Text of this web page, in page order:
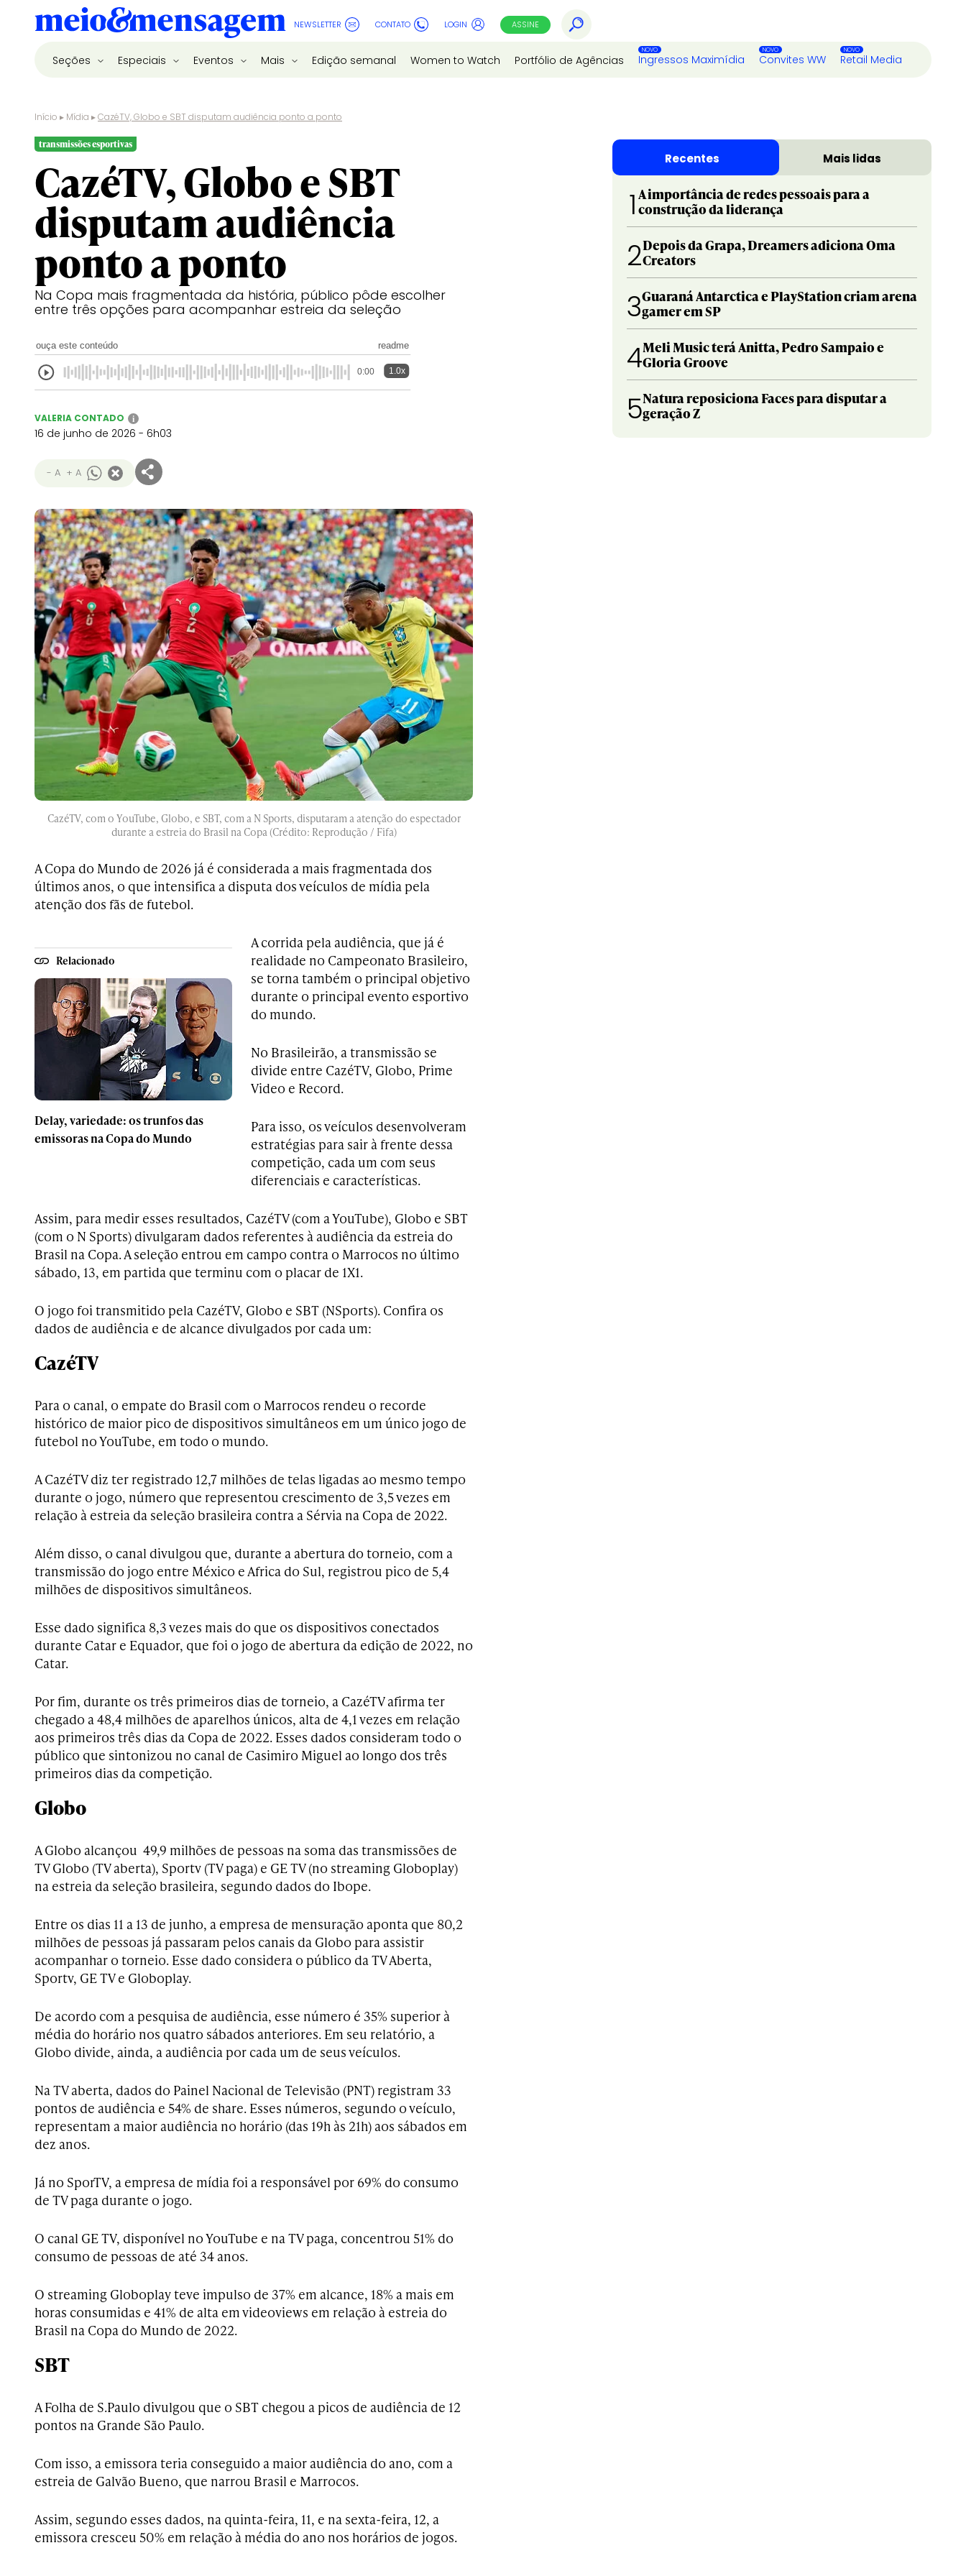
NEWSLETTER CONTATO LOGIN ASSINE
Seções Especiais Eventos Mais Edição semanal Women to Watch Portfólio de Agências Ingressos Maximídia Convites WW Retail Media
Início ▸ Mídia ▸CazéTV, Globo e SBT disputam audiência ponto a ponto
transmissões esportivas
CazéTV, Globo e SBT
disputam audiência
ponto a ponto
Na Copa mais fragmentada da história, público pôde escolher
entre três opções para acompanhar estreia da seleção
ouça este conteúdo readme
0:00 1.0x
VALERIA CONTADO i
16 de junho de 2026 - 6h03
- A + A
CazéTV, com o YouTube, Globo, e SBT, com a N Sports, disputaram a atenção do espectador
durante a estreia do Brasil na Copa (Crédito: Reprodução / Fifa)
A Copa do Mundo de 2026 já é considerada a mais fragmentada dos
últimos anos, o que intensifica a disputa dos veículos de mídia pela
atenção dos fãs de futebol.
Relacionado
Delay, variedade: os trunfos das
emissoras na Copa do Mundo
A corrida pela audiência, que já é
realidade no Campeonato Brasileiro,
se torna também o principal objetivo
durante o principal evento esportivo
do mundo.
No Brasileirão, a transmissão se
divide entre CazéTV, Globo, Prime
Video e Record.
Para isso, os veículos desenvolveram
estratégias para sair à frente dessa
competição, cada um com seus
diferenciais e características.
Assim, para medir esses resultados, CazéTV (com a YouTube), Globo e SBT
(com o N Sports) divulgaram dados referentes à audiência da estreia do
Brasil na Copa. A seleção entrou em campo contra o Marrocos no último
sábado, 13, em partida que terminu com o placar de 1X1.
O jogo foi transmitido pela CazéTV, Globo e SBT (NSports). Confira os
dados de audiência e de alcance divulgados por cada um:
CazéTV
Para o canal, o empate do Brasil com o Marrocos rendeu o recorde
histórico de maior pico de dispositivos simultâneos em um único jogo de
futebol no YouTube, em todo o mundo.
A CazéTV diz ter registrado 12,7 milhões de telas ligadas ao mesmo tempo
durante o jogo, número que representou crescimento de 3,5 vezes em
relação à estreia da seleção brasileira contra a Sérvia na Copa de 2022.
Além disso, o canal divulgou que, durante a abertura do torneio, com a
transmissão do jogo entre México e Africa do Sul, registrou pico de 5,4
milhões de dispositivos simultâneos.
Esse dado significa 8,3 vezes mais do que os dispositivos conectados
durante Catar e Equador, que foi o jogo de abertura da edição de 2022, no
Catar.
Por fim, durante os três primeiros dias de torneio, a CazéTV afirma ter
chegado a 48,4 milhões de aparelhos únicos, alta de 4,1 vezes em relação
aos primeiros três dias da Copa de 2022. Esses dados consideram todo o
público que sintonizou no canal de Casimiro Miguel ao longo dos três
primeiros dias da competição.
Globo
A Globo alcançou 49,9 milhões de pessoas na soma das transmissões de
TV Globo (TV aberta), Sportv (TV paga) e GE TV (no streaming Globoplay)
na estreia da seleção brasileira, segundo dados do Ibope.
Entre os dias 11 a 13 de junho, a empresa de mensuração aponta que 80,2
milhões de pessoas já passaram pelos canais da Globo para assistir
acompanhar o torneio. Esse dado considera o público da TV Aberta,
Sportv, GE TV e Globoplay.
De acordo com a pesquisa de audiência, esse número é 35% superior à
média do horário nos quatro sábados anteriores. Em seu relatório, a
Globo divide, ainda, a audiência por cada um de seus veículos.
Na TV aberta, dados do Painel Nacional de Televisão (PNT) registram 33
pontos de audiência e 54% de share. Esses números, segundo o veículo,
representam a maior audiência no horário (das 19h às 21h) aos sábados em
dez anos.
Já no SporTV, a empresa de mídia foi a responsável por 69% do consumo
de TV paga durante o jogo.
O canal GE TV, disponível no YouTube e na TV paga, concentrou 51% do
consumo de pessoas de até 34 anos.
O streaming Globoplay teve impulso de 37% em alcance, 18% a mais em
horas consumidas e 41% de alta em videoviews em relação à estreia do
Brasil na Copa do Mundo de 2022.
SBT
A Folha de S.Paulo divulgou que o SBT chegou a picos de audiência de 12
pontos na Grande São Paulo.
Com isso, a emissora teria conseguido a maior audiência do ano, com a
estreia de Galvão Bueno, que narrou Brasil e Marrocos.
Assim, segundo esses dados, na quinta-feira, 11, e na sexta-feira, 12, a
emissora cresceu 50% em relação à média do ano nos horários de jogos.
Recentes Mais lidas
1 A importância de redes pessoais para a
construção da liderança
2Depois da Grapa, Dreamers adiciona Oma
Creators
3Guaraná Antarctica e PlayStation criam arena
gamer em SP
4Meli Music terá Anitta, Pedro Sampaio e
Gloria Groove
5Natura reposiciona Faces para disputar a
geração Z